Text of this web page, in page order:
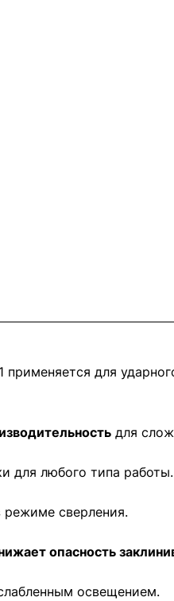
для
для
для любого типа работы.
режиме сверления.
опасность
освещением.